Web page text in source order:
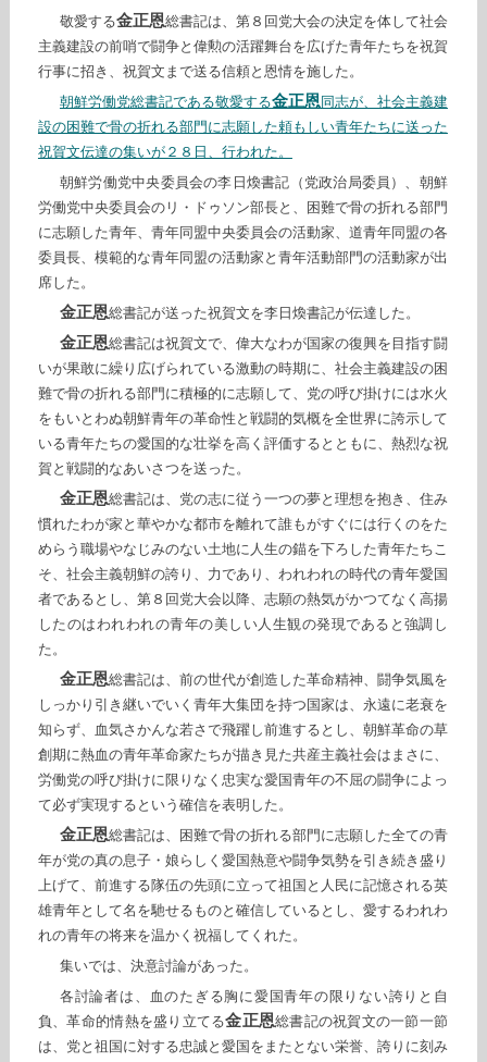
敬愛する金正恩総書記は、第８回党大会の決定を体して社会
主義建設の前哨で闘争と偉勲の活躍舞台を広げた青年たちを祝賀
行事に招き、祝賀文まで送る信頼と恩情を施した。
朝鮮労働党総書記である敬愛する金正恩 同志が、社会主義建
設の困難で骨の折れる部門に志願した頼もしい青年たちに送った
祝賀文伝達の集いが２８日、行われた。
朝鮮労働党中央委員会の李日煥書記（党政治局委員）、朝鮮
労働党中央委員会のリ・ドゥソン部長と、困難で骨の折れる部門
に志願した青年、青年同盟中央委員会の活動家、道青年同盟の各
委員長、模範的な青年同盟の活動家と青年活動部門の活動家が出
席した。
金正恩総書記が送った祝賀文を李日煥書記が伝達した。
金正恩総書記は祝賀文で、偉大なわが国家の復興を目指す闘
いが果敢に繰り広げられている激動の時期に、社会主義建設の困
難で骨の折れる部門に積極的に志願して、党の呼び掛けには水火
をもいとわぬ朝鮮青年の革命性と戦闘的気概を全世界に誇示して
いる青年たちの愛国的な壮挙を高く評価するとともに、熱烈な祝
賀と戦闘的なあいさつを送った。
金正恩総書記は、党の志に従う一つの夢と理想を抱き、住み
慣れたわが家と華やかな都市を離れて誰もがすぐには行くのをた
めらう職場やなじみのない土地に人生の錨を下ろした青年たちこ
そ、社会主義朝鮮の誇り、力であり、われわれの時代の青年愛国
者であるとし、第８回党大会以降、志願の熱気がかつてなく高揚
したのはわれわれの青年の美しい人生観の発現であると強調し
た。
金正恩総書記は、前の世代が創造した革命精神、闘争気風を
しっかり引き継いでいく青年大集団を持つ国家は、永遠に老衰を
知らず、血気さかんな若さで飛躍し前進するとし、朝鮮革命の草
創期に熱血の青年革命家たちが描き見た共産主義社会はまさに、
労働党の呼び掛けに限りなく忠実な愛国青年の不屈の闘争によっ
て必ず実現するという確信を表明した。
金正恩総書記は、困難で骨の折れる部門に志願した全ての青
年が党の真の息子・娘らしく愛国熱意や闘争気勢を引き続き盛り
上げて、前進する隊伍の先頭に立って祖国と人民に記憶される英
雄青年として名を馳せるものと確信しているとし、愛するわれわ
れの青年の将来を温かく祝福してくれた。
集いでは、決意討論があった。
各討論者は、血のたぎる胸に愛国青年の限りない誇りと自
負、革命的情熱を盛り立てる金正恩総書記の祝賀文の一節一節
は、党と祖国に対する忠誠と愛国をまたとない栄誉、誇りに刻み